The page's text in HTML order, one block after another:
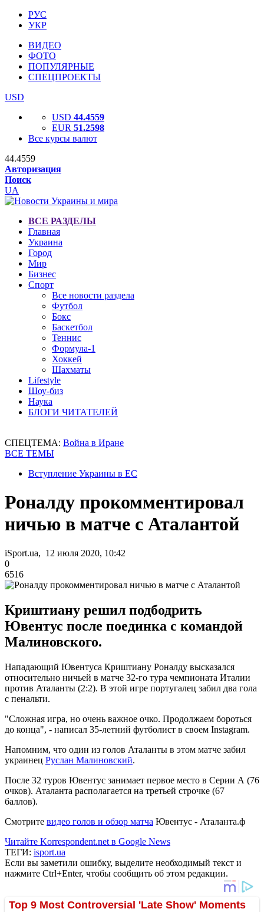
РУС
УКР
ВИДЕО
ФОТО
ПОПУЛЯРНЫЕ
СПЕЦПРОЕКТЫ
USD
USD 44.4559
EUR 51.2598
Все курсы валют
44.4559
Авторизация
Поиск
UA
ВСЕ РАЗДЕЛЫ
Главная
Украина
Город
Мир
Бизнес
Спорт
Все новости раздела
Футбол
Бокс
Баскетбол
Теннис
Формула-1
Хоккей
Шахматы
Lifestyle
Шоу-биз
Наука
БЛОГИ ЧИТАТЕЛЕЙ
СПЕЦТЕМА: Война в Иране
ВСЕ ТЕМЫ
Вступление Украины в ЕС
Роналду прокомментировал
ничью в матче с Аталантой
iSport.ua, 12 июля 2020, 10:42
0
6516
Криштиану решил подбодрить
Ювентус после поединка с командой
Малиновского.
Нападающий Ювентуса Криштиану Роналду высказался
относительно ничьей в матче 32-го тура чемпионата Италии
против Аталанты (2:2). В этой игре португалец забил два гола
с пенальти.
"Сложная игра, но очень важное очко. Продолжаем бороться
до конца", - написал 35-летний футболист в своем Instagram.
Напомним, что один из голов Аталанты в этом матче забил
украинец Руслан Малиновский.
После 32 туров Ювентус занимает первое место в Серии А (76
очков). Аталанта располагается на третьей строчке (67
баллов).
Смотрите видео голов и обзор матча Ювентус - Аталанта.ф
Читайте Korrespondent.net в Google News
ТЕГИ: isport.ua
Если вы заметили ошибку, выделите необходимый текст и
нажмите Ctrl+Enter, чтобы сообщить об этом редакции.